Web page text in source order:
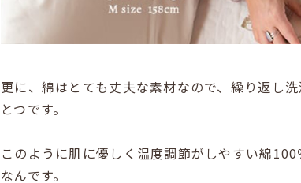
更に、綿はとても丈夫な素材なので、繰り返し
とつです。
このように肌に優しく温度調節がしやすい綿
なんです。